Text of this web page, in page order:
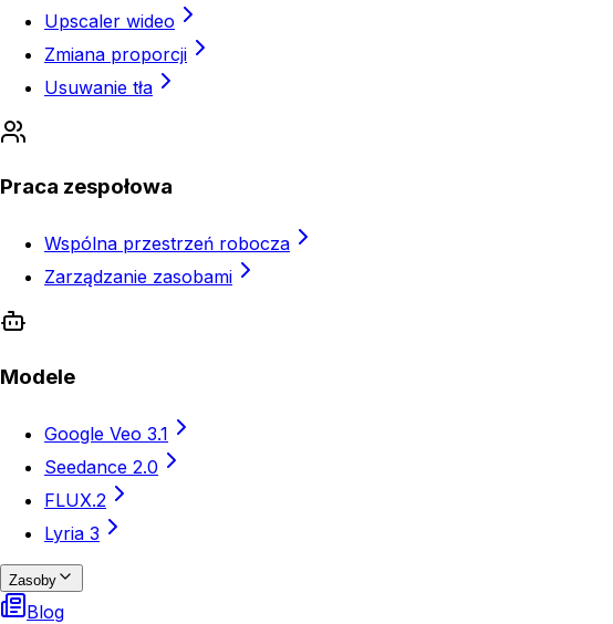
Upscaler wideo
Zmiana proporcji
Usuwanie tła
Praca zespołowa
Wspólna przestrzeń robocza
Zarządzanie zasobami
Modele
Google Veo 3.1
Seedance 2.0
FLUX.2
Lyria 3
Zasoby
Blog